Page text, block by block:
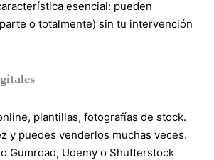
esencial: pueden
o totalmente) sin tu intervención
plantillas, fotografías de stock.
y puedes venderlos muchas veces.
Gumroad, Udemy o Shutterstock